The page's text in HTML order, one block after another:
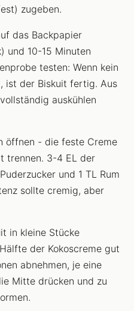
zugeben.
das Backpapier
und 10-15 Minuten
testen: Wenn kein
ist der Biskuit fertig. Aus
auskühlen
öffnen - die feste Creme
trennen. 3-4 EL der
und 1 TL Rum
sollte cremig, aber
in kleine Stücke
der Kokoscreme gut
abnehmen, je eine
Mitte drücken und zu